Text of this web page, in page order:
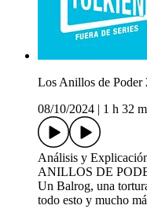
Los Anillos de
08/10/2024
1 h 32
Análisis y
ANILLOS DE
Un Balrog, una
todo esto y mucho